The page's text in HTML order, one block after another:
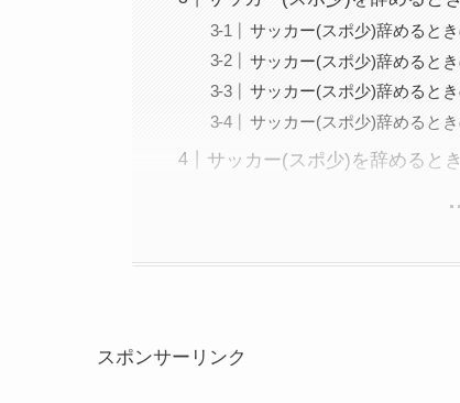
サッカー(スポ少)辞めると
サッカー(スポ少)辞めると
サッカー(スポ少)辞めると
サッカー(スポ少)辞めると
サッカー(スポ少)を辞めると
スポンサーリンク